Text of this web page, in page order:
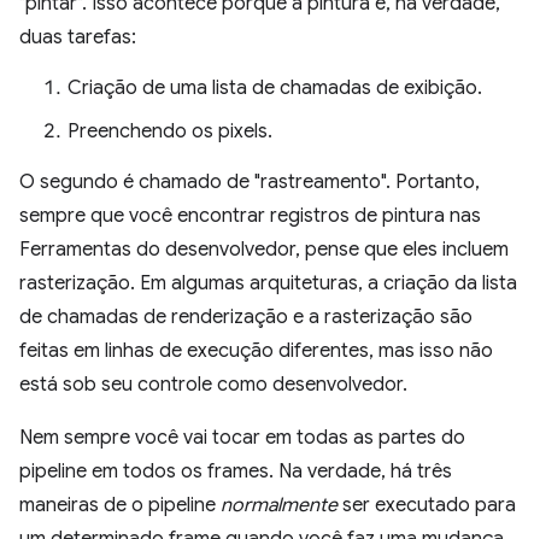
duas tarefas:
Criação de uma lista de chamadas de exibição.
Preenchendo os pixels.
O segundo é chamado de "rastreamento". Portanto,
sempre que você encontrar registros de pintura nas
Ferramentas do desenvolvedor, pense que eles incluem
rasterização. Em algumas arquiteturas, a criação da lista
de chamadas de renderização e a rasterização são
feitas em linhas de execução diferentes, mas isso não
está sob seu controle como desenvolvedor.
Nem sempre você vai tocar em todas as partes do
pipeline em todos os frames. Na verdade, há três
maneiras de o pipeline normalmenteser executado para